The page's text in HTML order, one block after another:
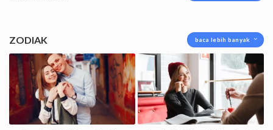
ZODIAK baca lebih banyak